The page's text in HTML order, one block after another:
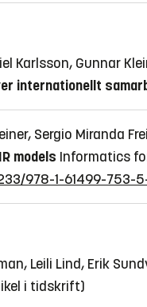
Karlsson, Gunnar
internationellt
Sergio Miranda
models Informatics
978-1-61499-753-
Leili Lind, Erik
i tidskrift)